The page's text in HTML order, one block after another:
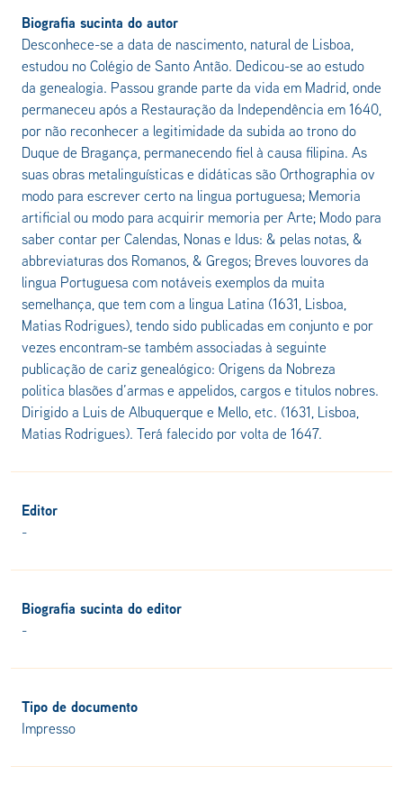
Biografia sucinta do autor
Desconhece-se a data de nascimento, natural de Lisboa,
estudou no Colégio de Santo Antão. Dedicou-se ao estudo
da genealogia. Passou grande parte da vida em Madrid, onde
permaneceu após a Restauração da Independência em 1640,
por não reconhecer a legitimidade da subida ao trono do
Duque de Bragança, permanecendo fiel à causa filipina. As
suas obras metalinguísticas e didáticas são Orthographia ov
modo para escrever certo na lingua portuguesa; Memoria
artificial ou modo para acquirir memoria per Arte; Modo para
saber contar per Calendas, Nonas e Idus: & pelas notas, &
abbreviaturas dos Romanos, & Gregos; Breves louvores da
lingua Portuguesa com notáveis exemplos da muita
semelhança, que tem com a lingua Latina (1631, Lisboa,
Matias Rodrigues), tendo sido publicadas em conjunto e por
vezes encontram-se também associadas à seguinte
publicação de cariz genealógico: Origens da Nobreza
politica blasões d’armas e appelidos, cargos e titulos nobres.
Dirigido a Luis de Albuquerque e Mello, etc. (1631, Lisboa,
Matias Rodrigues). Terá falecido por volta de 1647.
Editor
-
Biografia sucinta do editor
-
Tipo de documento
Impresso